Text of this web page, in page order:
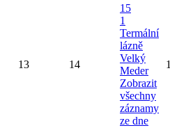
13 14
15
1
Termální
lázně
Velký
Meder
Zobrazit
všechny
záznamy
ze dne